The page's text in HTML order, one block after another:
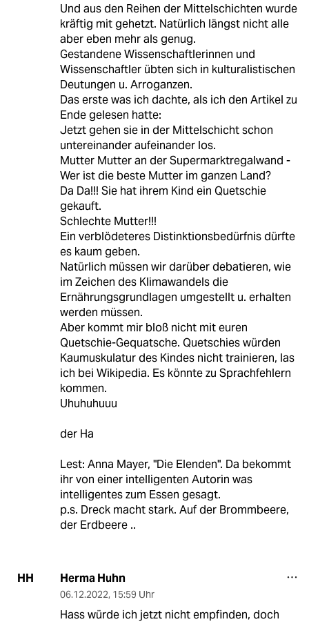
Und aus den Reihen der Mittelschichten wurde
kräftig mit gehetzt. Natürlich längst nicht alle
aber eben mehr als genug.
Gestandene Wissenschaftlerinnen und
Wissenschaftler übten sich in kulturalistischen
Deutungen u. Arroganzen.
Das erste was ich dachte, als ich den Artikel zu
Ende gelesen hatte:
Jetzt gehen sie in der Mittelschicht schon
untereinander aufeinander los.
Mutter Mutter an der Supermarktregalwand -
Wer ist die beste Mutter im ganzen Land?
Da Da!!! Sie hat ihrem Kind ein Quetschie
gekauft.
Schlechte Mutter!!!
Ein verblödeteres Distinktionsbedürfnis dürfte
es kaum geben.
Natürlich müssen wir darüber debatieren, wie
im Zeichen des Klimawandels die
Ernährungsgrundlagen umgestellt u. erhalten
werden müssen.
Aber kommt mir bloß nicht mit euren
Quetschie-Gequatsche. Quetschies würden
Kaumuskulatur des Kindes nicht trainieren, las
ich bei Wikipedia. Es könnte zu Sprachfehlern
kommen.
Uhuhuhuuu
der Ha
Lest: Anna Mayer, "Die Elenden". Da bekommt
ihr von einer intelligenten Autorin was
intelligentes zum Essen gesagt.
p.s. Dreck macht stark. Auf der Brommbeere,
der Erdbeere ..
HH Herma Huhn
06.12.2022, 15:59 Uhr
Hass würde ich jetzt nicht empfinden, doch